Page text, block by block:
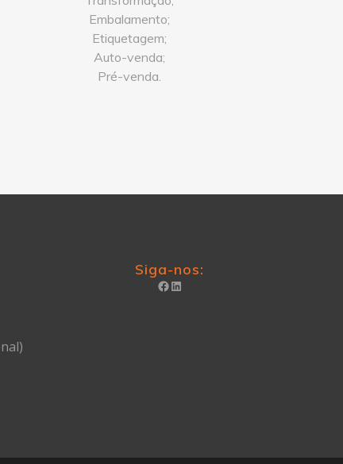
Embalamento;
Etiquetagem;
Auto-venda;
Pré-venda.
Siga-nos: